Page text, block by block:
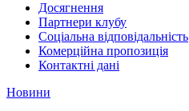
Досягнення
Партнери клубу
Соціальна відповідальність
Комерційна пропозиція
Контактні дані
Новини